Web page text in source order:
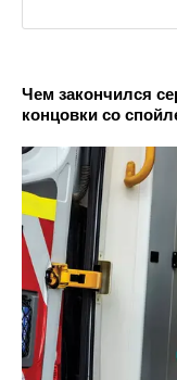
Чем закончился
концовки со